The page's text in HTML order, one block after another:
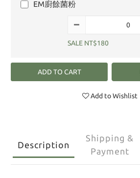
EM廚餘菌粉
SALE NT$180
ADD TO CART
Add to Wishlist
Description
Shipping &
Payment